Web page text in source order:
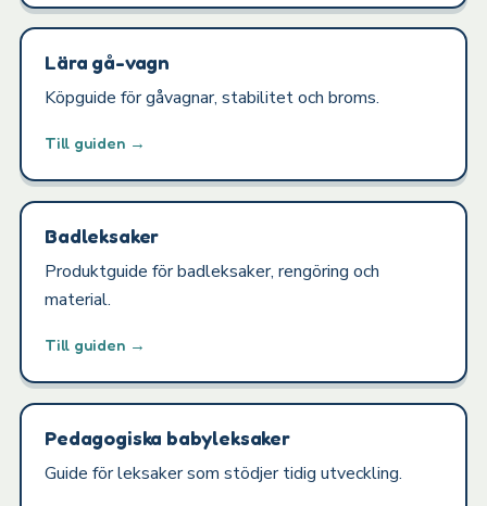
Lära gå-vagn
Köpguide för gåvagnar, stabilitet och broms.
Till guiden →
Badleksaker
Produktguide för badleksaker, rengöring och
material.
Till guiden →
Pedagogiska babyleksaker
Guide för leksaker som stödjer tidig utveckling.